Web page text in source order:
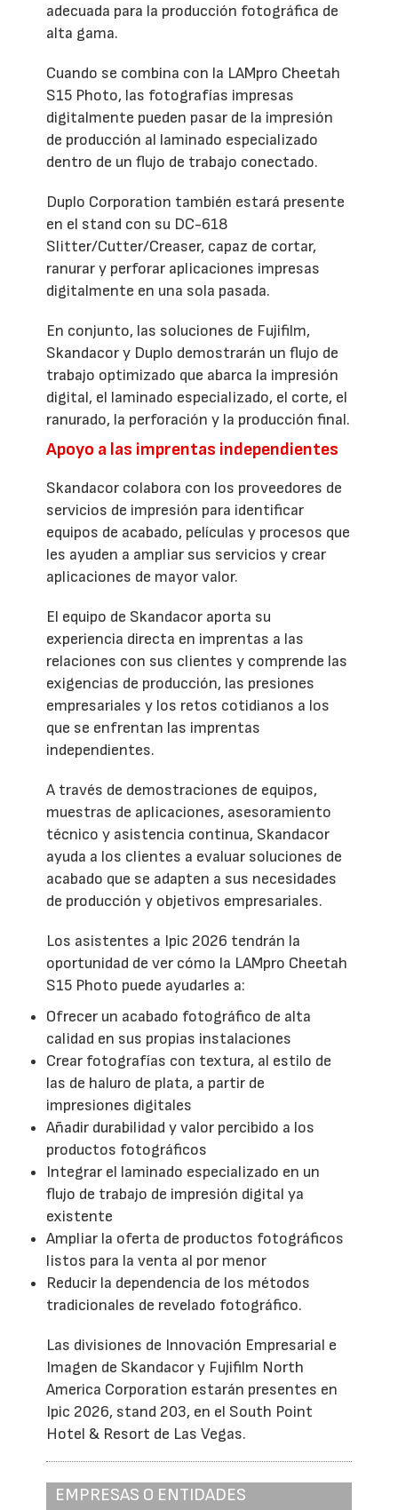
adecuada para la producción fotográfica de
alta gama.
Cuando se combina con la LAMpro Cheetah
S15 Photo, las fotografías impresas
digitalmente pueden pasar de la impresión
de producción al laminado especializado
dentro de un flujo de trabajo conectado.
Duplo Corporation también estará presente
en el stand con su DC-618
Slitter/Cutter/Creaser, capaz de cortar,
ranurar y perforar aplicaciones impresas
digitalmente en una sola pasada.
En conjunto, las soluciones de Fujifilm,
Skandacor y Duplo demostrarán un flujo de
trabajo optimizado que abarca la impresión
digital, el laminado especializado, el corte, el
ranurado, la perforación y la producción final.
Apoyo a las imprentas independientes
Skandacor colabora con los proveedores de
servicios de impresión para identificar
equipos de acabado, películas y procesos que
les ayuden a ampliar sus servicios y crear
aplicaciones de mayor valor.
El equipo de Skandacor aporta su
experiencia directa en imprentas a las
relaciones con sus clientes y comprende las
exigencias de producción, las presiones
empresariales y los retos cotidianos a los
que se enfrentan las imprentas
independientes.
A través de demostraciones de equipos,
muestras de aplicaciones, asesoramiento
técnico y asistencia continua, Skandacor
ayuda a los clientes a evaluar soluciones de
acabado que se adapten a sus necesidades
de producción y objetivos empresariales.
Los asistentes a Ipic 2026 tendrán la
oportunidad de ver cómo la LAMpro Cheetah
S15 Photo puede ayudarles a:
Ofrecer un acabado fotográfico de alta
calidad en sus propias instalaciones
Crear fotografías con textura, al estilo de
las de haluro de plata, a partir de
impresiones digitales
Añadir durabilidad y valor percibido a los
productos fotográficos
Integrar el laminado especializado en un
flujo de trabajo de impresión digital ya
existente
Ampliar la oferta de productos fotográficos
listos para la venta al por menor
Reducir la dependencia de los métodos
tradicionales de revelado fotográfico.
Las divisiones de Innovación Empresarial e
Imagen de Skandacor y Fujifilm North
America Corporation estarán presentes en
Ipic 2026, stand 203, en el South Point
Hotel & Resort de Las Vegas.
EMPRESAS O ENTIDADES